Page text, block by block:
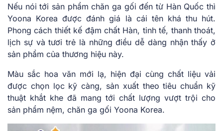
Nếu nói tới sản phẩm chăn ga gối đến từ Hàn Quốc thì
Yoona Korea được đánh giá là cái tên khá thu hút.
Phong cách thiết kế đậm chất Hàn, tinh tế, thanh thoát,
lịch sự và tươi trẻ là những điều dễ dàng nhận thấy ở
sản phẩm của thương hiệu này.
Màu sắc hoa văn mới lạ, hiện đại cùng chất liệu vải
được chọn lọc kỹ càng, sản xuất theo tiêu chuẩn kỹ
thuật khắt khe đã mang tới chất lượng vượt trội cho
sản phẩm nệm, chăn ga gối Yoona Korea.